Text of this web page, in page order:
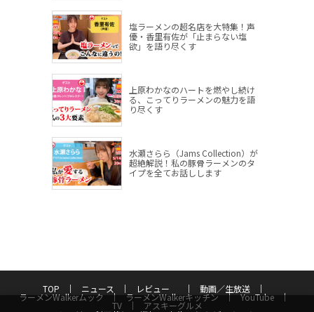
塩ラーメンの超名店を大特集！声
優・香里有佐が「止まらない塩
欲」を語り尽くす
上原わかなのハートを燃やし続け
る、こってりラーメンの魅力を語
り尽くす
水瀬さらら（Jams Collection）が
超絶解説！私の豚骨ラーメンのタ
イプを全てお話しします
TOP ニュース レビュー 動画／生放送
ラーメンWalkerムック ラーメンWalkerキッチン YouTube
TV アスキーグルメ